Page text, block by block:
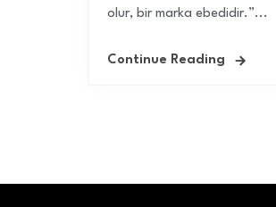
olur, bir marka ebedidir.”...
Continue Reading